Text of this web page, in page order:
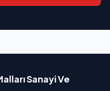
Sanayi Ve